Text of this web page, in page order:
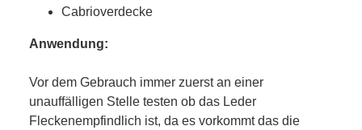
Cabrioverdecke
Anwendung:
Vor dem Gebrauch immer zuerst an einer
unauffälligen Stelle testen ob das Leder
Fleckenempfindlich ist, da es vorkommt das die